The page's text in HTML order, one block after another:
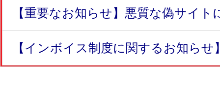
【重要なお知らせ】悪質な偽サイト
【インボイス制度に関するお知らせ